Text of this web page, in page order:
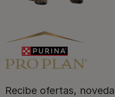
Recibe ofertas,
Purina
Para nuestros socios